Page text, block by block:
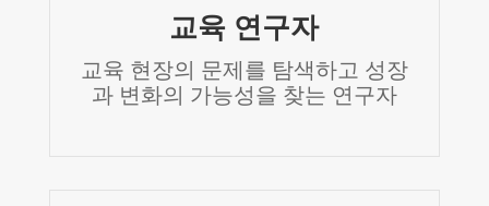
교육 연구자
교육 현장의 문제를 탐색하고 성장
과 변화의 가능성을 찾는 연구자